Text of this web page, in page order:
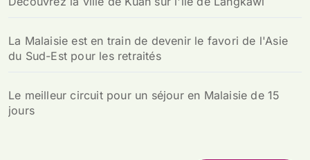
La Malaisie est en train de devenir le favori de l'Asie
du Sud-Est pour les retraités
Le meilleur circuit pour un séjour en Malaisie de 15
jours